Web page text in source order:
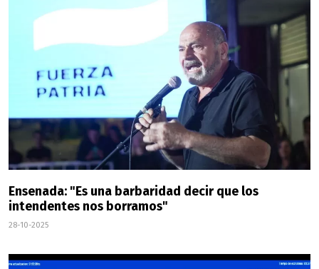
Ensenada: "Es una barbaridad decir que los
intendentes nos borramos"
28-10-2025